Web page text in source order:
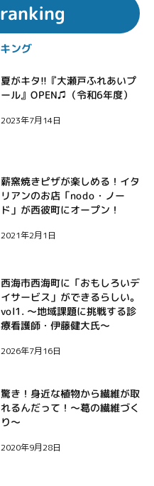
ング
夏がキタ!!『大瀬戸ふれあいプ
ール』OPEN♫（令和6年度）
2023年7月14日
薪窯焼きピザが楽しめる！イタ
リアンのお店「nodo・ノー
ド」が西彼町にオープン！
2021年2月1日
西海市西海町に「おもしろいデ
イサービス」ができるらしい。
vol1. 〜地域課題に挑戦する診
療看護師・伊藤健大氏〜
2026年7月16日
驚き！身近な植物から繊維が取
れるんだって！〜葛の繊維づく
り〜
2020年9月28日